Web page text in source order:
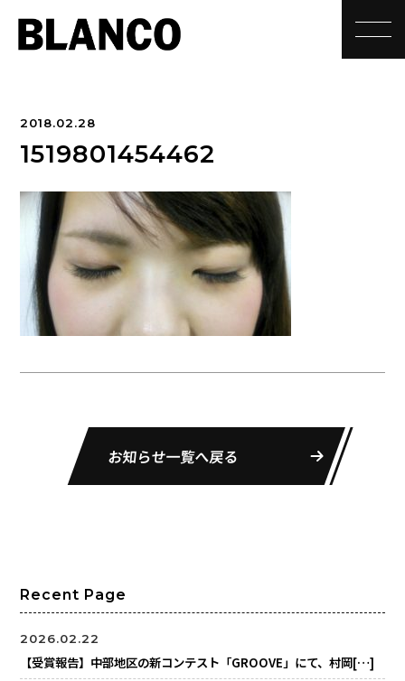
2018.02.28
1519801454462
お知らせ一覧へ戻る
Recent Page
2026.02.22
【受賞報告】中部地区の新コンテスト「GROOVE」にて、村岡[…]